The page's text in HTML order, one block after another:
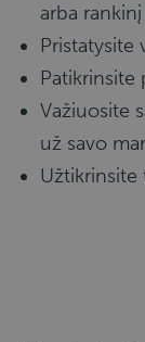
arba
Pristatysite
Važiuosite
už savo
Užtikrinsite